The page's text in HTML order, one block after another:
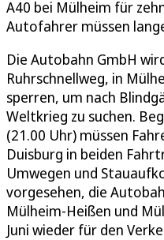
A40 bei Mülheim für
Autofahrer müssen
Die Autobahn GmbH
Ruhrschnellweg, in
sperren, um nach
Weltkrieg zu suchen.
(21.00 Uhr) müssen
Duisburg in beiden
Umwegen und
vorgesehen, die
Mülheim-Heißen und
Juni wieder für den